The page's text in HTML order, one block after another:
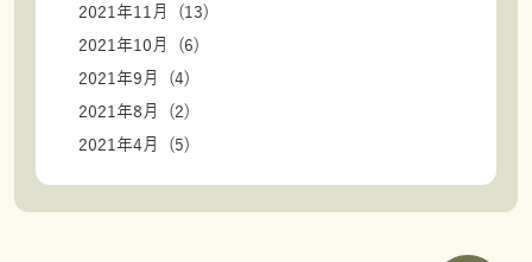
2021年11月 (13)
2021年10月 (6)
2021年9月 (4)
2021年8月 (2)
2021年4月 (5)